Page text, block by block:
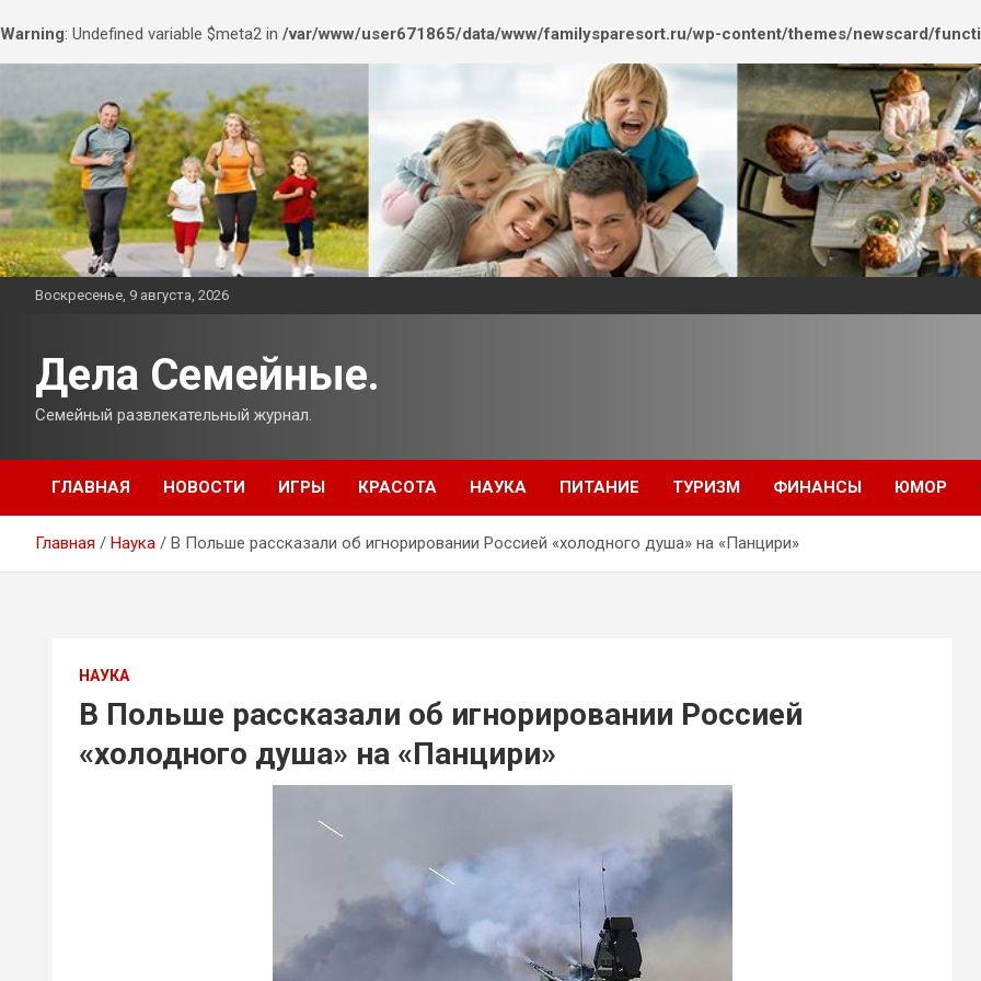
Warning: Undefined variable $meta2 in /var/www/user671865/data/www/familysparesort.ru/wp-content/themes/newscard/
содержимому
Воскресенье, 9 августа, 2026
Дела Семейные.
Семейный развлекательный журнал.
ГЛАВНАЯ НОВОСТИ ИГРЫ КРАСОТА НАУКА ПИТАНИЕ ТУРИЗМ ФИНАНСЫ ЮМОР
Главная Наука В Польше рассказали об игнорировании Россией «холодного душа» на «Панцири»
НАУКА
В Польше рассказали об игнорировании Россией
«холодного душа» на «Панцири»